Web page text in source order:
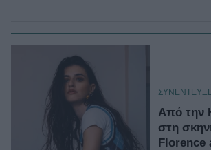
Από την
στη
Florence